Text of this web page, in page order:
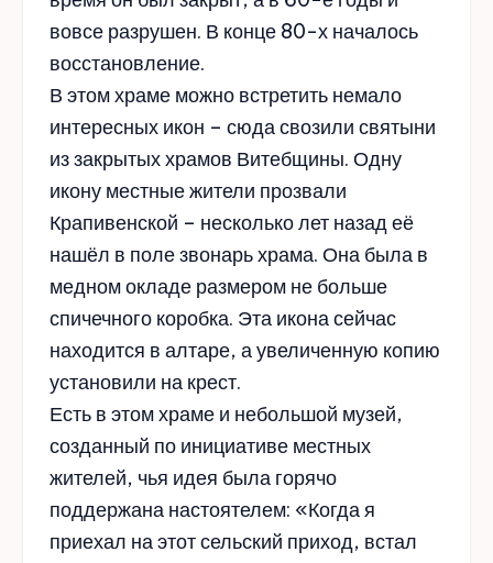
вовсе разрушен. В конце 80-х началось
восстановление.
В этом храме можно встретить немало
интересных икон – сюда свозили святыни
из закрытых храмов Витебщины. Одну
икону местные жители прозвали
Крапивенской – несколько лет назад её
нашёл в поле звонарь храма. Она была в
медном окладе размером не больше
спичечного коробка. Эта икона сейчас
находится в алтаре, а увеличенную копию
установили на крест.
Есть в этом храме и небольшой музей,
созданный по инициативе местных
жителей, чья идея была горячо
поддержана настоятелем: «Когда я
приехал на этот сельский приход, встал